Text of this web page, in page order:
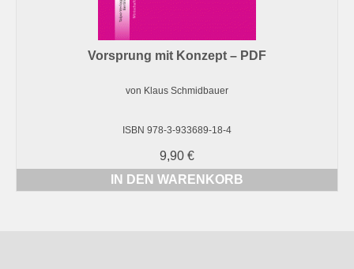
Vorsprung mit Konzept – PDF
von Klaus Schmidbauer
ISBN 978-3-933689-18-4
9,90 €
IN DEN WARENKORB